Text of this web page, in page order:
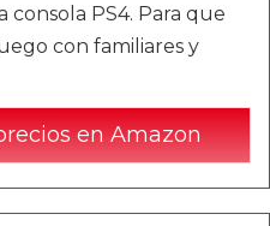
PS4. Para que
con familiares y
en Amazon